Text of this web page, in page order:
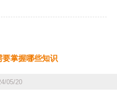
掌握哪些知识
05/20